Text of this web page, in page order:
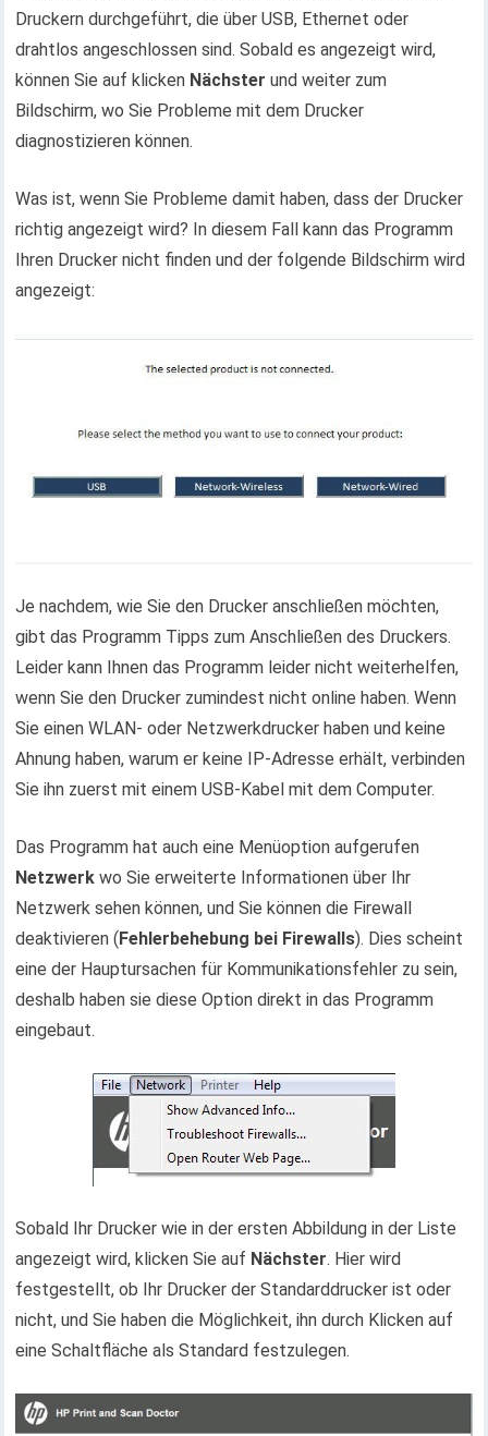
Druckern durchgeführt, die über USB, Ethernet oder
drahtlos angeschlossen sind. Sobald es angezeigt wird,
können Sie auf klicken Nächster und weiter zum
Bildschirm, wo Sie Probleme mit dem Drucker
diagnostizieren können.
Was ist, wenn Sie Probleme damit haben, dass der Drucker
richtig angezeigt wird? In diesem Fall kann das Programm
Ihren Drucker nicht finden und der folgende Bildschirm wird
angezeigt:
Je nachdem, wie Sie den Drucker anschließen möchten,
gibt das Programm Tipps zum Anschließen des Druckers.
Leider kann Ihnen das Programm leider nicht weiterhelfen,
wenn Sie den Drucker zumindest nicht online haben. Wenn
Sie einen WLAN- oder Netzwerkdrucker haben und keine
Ahnung haben, warum er keine IP-Adresse erhält, verbinden
Sie ihn zuerst mit einem USB-Kabel mit dem Computer.
Das Programm hat auch eine Menüoption aufgerufen
Netzwerk wo Sie erweiterte Informationen über Ihr
Netzwerk sehen können, und Sie können die Firewall
deaktivieren (Fehlerbehebung bei Firewalls). Dies scheint
eine der Hauptursachen für Kommunikationsfehler zu sein,
deshalb haben sie diese Option direkt in das Programm
eingebaut.
Sobald Ihr Drucker wie in der ersten Abbildung in der Liste
angezeigt wird, klicken Sie auf Nächster. Hier wird
festgestellt, ob Ihr Drucker der Standarddrucker ist oder
nicht, und Sie haben die Möglichkeit, ihn durch Klicken auf
eine Schaltfläche als Standard festzulegen.